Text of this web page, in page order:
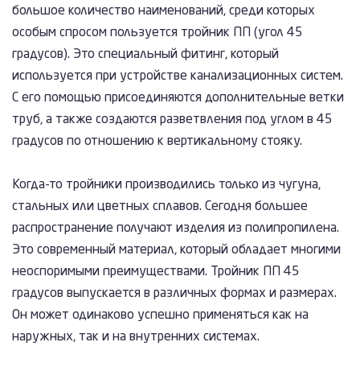
большое количество наименований, среди которых
особым спросом пользуется тройник ПП (угол 45
градусов). Это специальный фитинг, который
используется при устройстве канализационных систем.
С его помощью присоединяются дополнительные ветки
труб, а также создаются разветвления под углом в 45
градусов по отношению к вертикальному стояку.
Когда-то тройники производились только из чугуна,
стальных или цветных сплавов. Сегодня большее
распространение получают изделия из полипропилена.
Это современный материал, который обладает многими
неоспоримыми преимуществами. Тройник ПП 45
градусов выпускается в различных формах и размерах.
Он может одинаково успешно применяться как на
наружных, так и на внутренних системах.